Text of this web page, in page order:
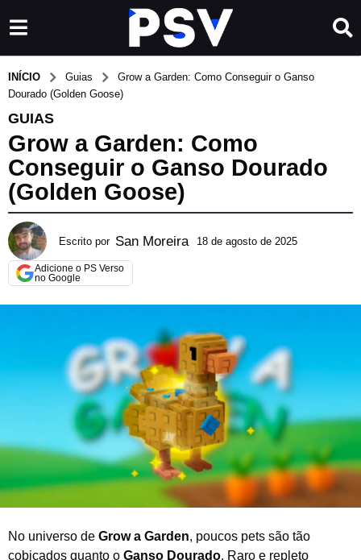
INÍCIO Guias
Grow a Garden: Como Conseguir o Ganso
Dourado (Golden Goose)
GUIAS
Grow a Garden: Como
Conseguir o Ganso Dourado
(Golden Goose)
Escrito por San Moreira 18 de agosto de 2025
m
2
Adicione o PS Verso
no Google
No universo de Grow a Garden, poucos pets são tão
cobiçados quanto o Ganso Dourado. Raro e repleto